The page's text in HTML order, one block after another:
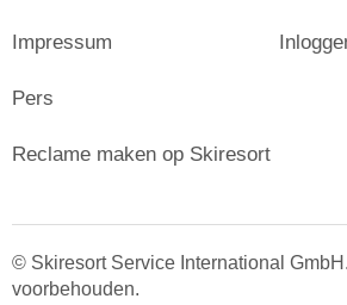
Impressum
Pers
Reclame maken op Skiresort
© Skiresort Service International
voorbehouden.